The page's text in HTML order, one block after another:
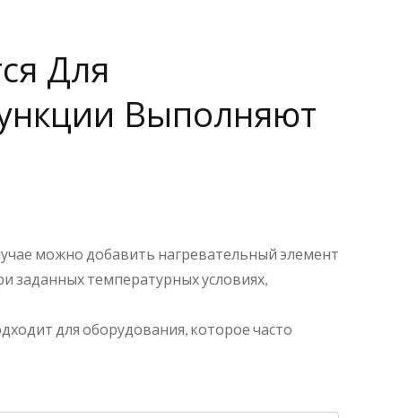
Для
Выполняют
можно добавить нагревательный элемент
заданных температурных условиях,
для оборудования, которое часто